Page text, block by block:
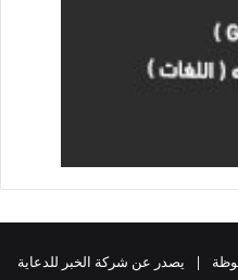
الحقوق محفوظة | يصدر عن شركة الخبر للدعاية